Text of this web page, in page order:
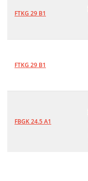
FTKG 29 B1
FTKG 29 B1
FBGK 24.5 A1